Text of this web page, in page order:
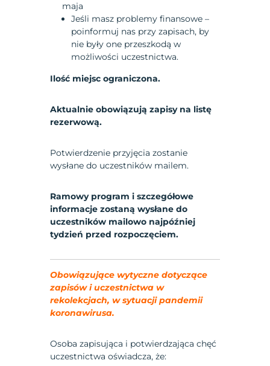
maja
Jeśli masz problemy finansowe –
poinformuj nas przy zapisach, by
nie były one przeszkodą w
możliwości uczestnictwa.
Ilość miejsc ograniczona.
Aktualnie obowiązują zapisy na listę
rezerwową.
Potwierdzenie przyjęcia zostanie
wysłane do uczestników mailem.
Ramowy program i szczegółowe
informacje zostaną wysłane do
uczestników mailowo najpóźniej
tydzień przed rozpoczęciem.
Obowiązujące wytyczne dotyczące
zapisów i uczestnictwa w
rekolekcjach, w sytuacji pandemii
koronawirusa.
Osoba zapisująca i potwierdzająca chęć
uczestnictwa oświadcza, że: